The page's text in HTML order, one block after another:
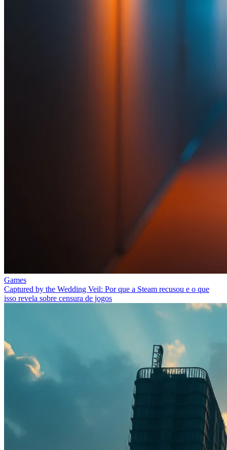
Games
Captured by the Wedding Veil: Por que a Steam recusou e o que
isso revela sobre censura de jogos